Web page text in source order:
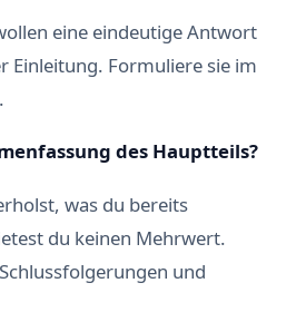
eine eindeutige Antwort
Einleitung. Formuliere sie im
des Hauptteils?
was du bereits
du keinen Mehrwert.
und